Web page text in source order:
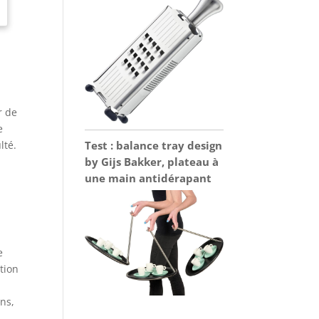
de
Test : balance tray design
by Gijs Bakker, plateau à
une main antidérapant